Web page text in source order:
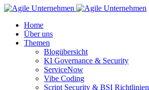
Home
Über uns
Themen
Blogübersicht
KI Governance & Security
ServiceNow
Vibe Coding
Script Security & BSI Richtlinien